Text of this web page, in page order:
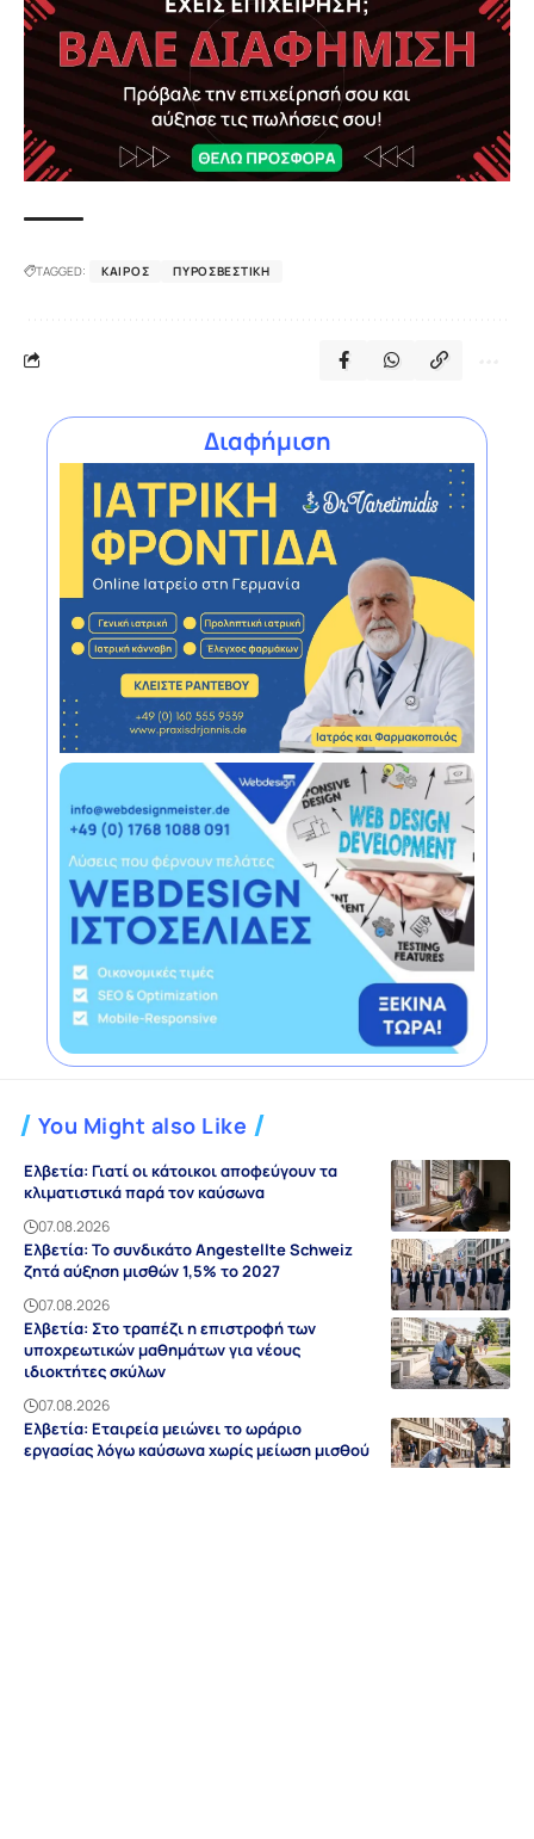
TAGGED: ΚΑΙΡΌΣ ΠΥΡΟΣΒΕΣΤΙΚΉ
Διαφήμιση
You Might also Like
Ελβετία: Γιατί οι κάτοικοι αποφεύγουν τα
κλιματιστικά παρά τον καύσωνα
07.08.2026
Ελβετία: Το συνδικάτο Angestellte Schweiz
ζητά αύξηση μισθών 1,5% το 2027
07.08.2026
Ελβετία: Στο τραπέζι η επιστροφή των
υποχρεωτικών μαθημάτων για νέους
ιδιοκτήτες σκύλων
07.08.2026
Ελβετία: Εταιρεία μειώνει το ωράριο
εργασίας λόγω καύσωνα χωρίς μείωση μισθού